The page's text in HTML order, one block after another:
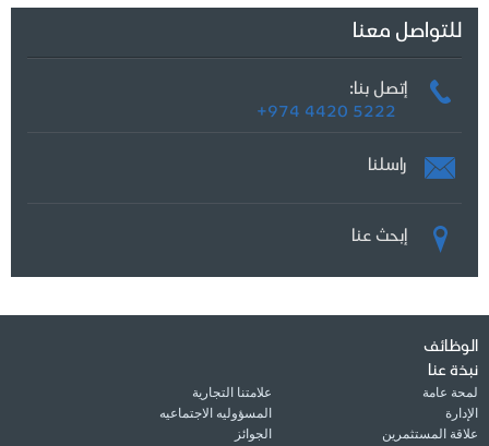
للتواصل معنا
إتصل بنا:
+974 4420 5222
راسلنا
إبحث عنا
الوظائف
نبذة عنا
لمحة عامة
علامتنا التجارية
الإدارة
المسؤوليه الاجتماعيه
علاقة المستثمرين
الجوائز